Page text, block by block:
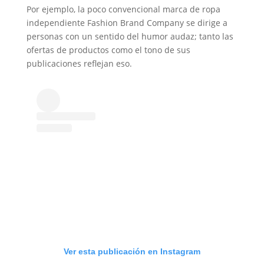
Por ejemplo, la poco convencional marca de ropa
independiente Fashion Brand Company se dirige a
personas con un sentido del humor audaz; tanto las
ofertas de productos como el tono de sus
publicaciones reflejan eso.
Ver esta publicación en Instagram